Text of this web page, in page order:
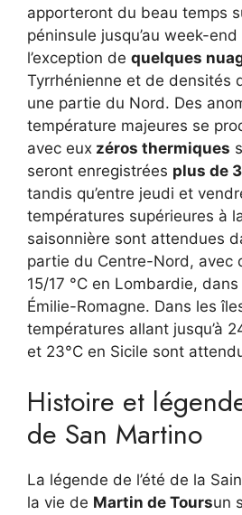
apporteront du beau temps
péninsule jusqu’au week-
l’exception de quelques
Tyrrhénienne et de densités
une partie du Nord. Des
température majeures se
avec eux zéros thermiques
seront enregistrées plus de
tandis qu’entre jeudi et
températures supérieures à
saisonnière sont attendues
partie du Centre-Nord, avec
15/17 °C en Lombardie,
Émilie-Romagne. Dans les
températures allant jusqu’à
et 23°C en Sicile sont
Histoire et
de San Martino
La légende de l’été de la
la vie de Martin de Toursun